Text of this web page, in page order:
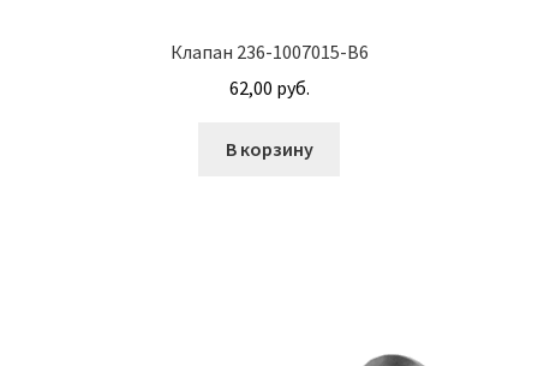
Клапан 236-1007015-В6
62,00 руб.
В корзину